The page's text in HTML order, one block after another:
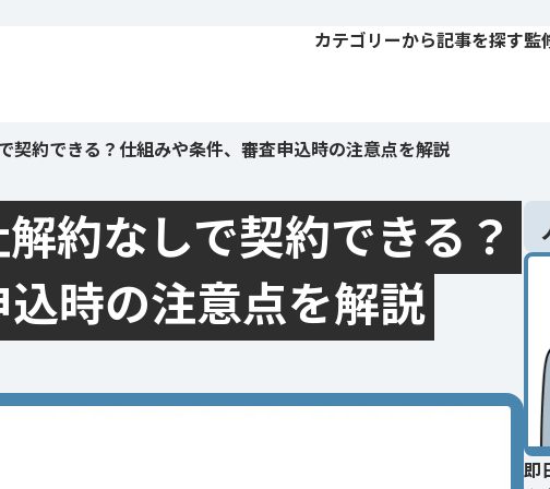
カテゴリーから記事を探す監
契約できる？仕組みや条件、審査申込時の注意点を解説
約なしで契約できる？
時の注意点を解説
即